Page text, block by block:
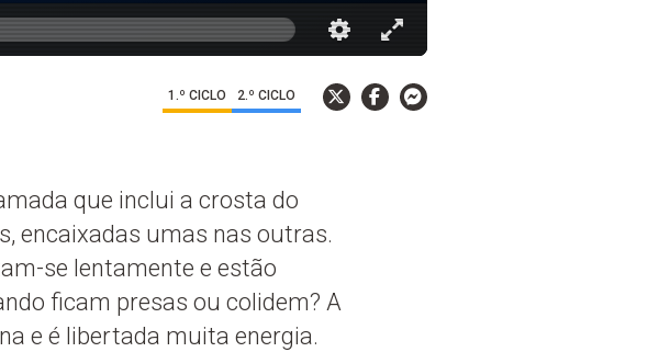
1.º CICLO 2.º CICLO
que inclui a crosta do
encaixadas umas nas outras.
se lentamente e estão
ficam presas ou colidem? A
e é libertada muita energia.